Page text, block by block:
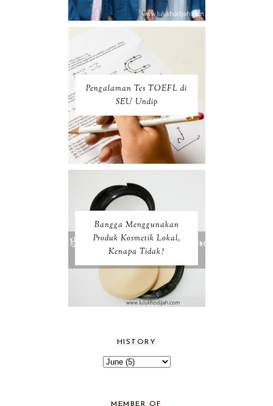
Pengalaman Tes TOEFL di
SEU Undip
Bangga Menggunakan
Produk Kosmetik Lokal,
Kenapa Tidak?
HISTORY
MEMBER OF